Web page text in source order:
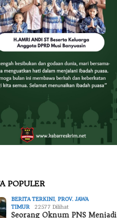
POPULER
BERITA TERKINI,PROV. JAWA
TIMUR
22577 Dilihat
Seorang Oknum PNS Menjadi